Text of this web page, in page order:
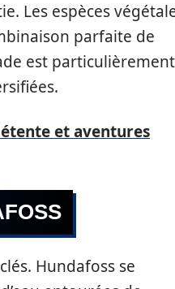
Les espèces
parfaite de
est particulièrement
et aventures
Hundafoss se